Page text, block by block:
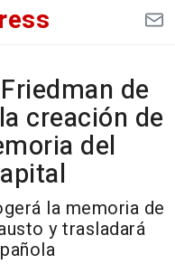
de
creación de
del
la memoria de
y trasladará